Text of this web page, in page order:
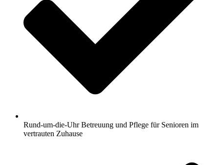
Rund-um-die-Uhr Betreuung und Pflege für Senioren im
vertrauten Zuhause